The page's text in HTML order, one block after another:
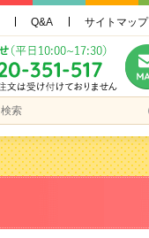
Q&A サイトマップ